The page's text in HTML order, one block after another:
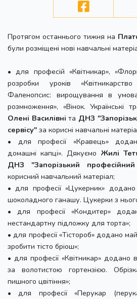
Протягом останнього тижня на
були розміщені нові навчальні
• для професій «Квітникар»,
розробки уроків
Фаленопсис: вирощування в
розмноження», «Вінок. Українські
Олені Василівніта ДНЗ
сервісу" за корисні навчальні
• для професії «Кравець»
домашні капці». Дякуємо Жилі
ДНЗ "Запорізький
корисний навчальний матеріал;
• для професії «Цукерник»
шоколадного ганашу. Цукерки з
• для професії «Кондитер»
нестандартну підложку для торта»;
• для професії «Тістороб» додано
зробити тісто бріош»;
• для професії «Квітникар» додано
за волотистою гортензією.
пишного цвітіння»;
• для професії «Перукар